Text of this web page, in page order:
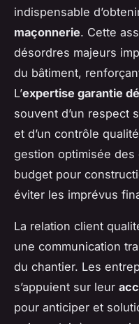
indispensable
maçonnerie. Cette
désordres majeurs
du bâtiment,
L’expertise garantie
souvent d’un respect
et d’un contrôle
gestion optimisée
budget pour
éviter les imprévus
La relation client
une communication
du chantier. Les
s’appuient sur leur
pour anticiper et